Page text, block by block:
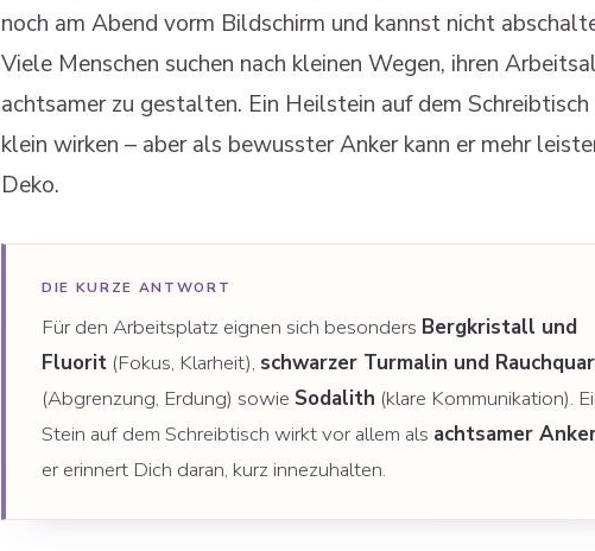
noch am Abend vorm Bildschirm und kannst nicht
Viele Menschen suchen nach kleinen Wegen, ihren
achtsamer zu gestalten. Ein Heilstein auf dem Schreibtisch
klein wirken – aber als bewusster Anker kann er mehr
Deko.
DIE KURZE ANTWORT
Für den Arbeitsplatz eignen sich besonders Bergkristall und
Fluorit (Fokus, Klarheit), schwarzer Turmalin und
(Abgrenzung, Erdung) sowie Sodalith (klare Kommunikation).
Stein auf dem Schreibtisch wirkt vor allem als achtsamer
er erinnert Dich daran, kurz innezuhalten.